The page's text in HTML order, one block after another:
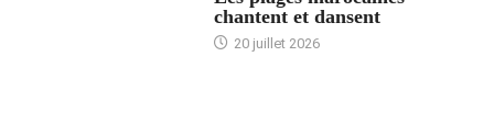
chantent et dansent
20 juillet 2026